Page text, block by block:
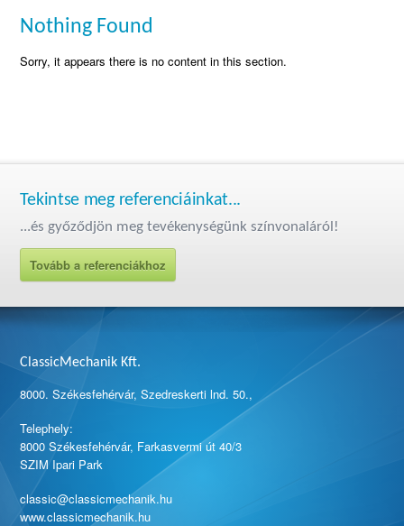
Nothing Found
Sorry, it appears there is no content in this section.
Tekintse meg referenciáinkat...
...és győződjön meg tevékenységünk színvonaláról!
Tovább a referenciákhoz
ClassicMechanik Kft.
8000. Székesfehérvár, Szedreskerti lnd. 50.,
Telephely:
8000 Székesfehérvár, Farkasvermi út 40/3
SZIM Ipari Park
classic@classicmechanik.hu
www.classicmechanik.hu